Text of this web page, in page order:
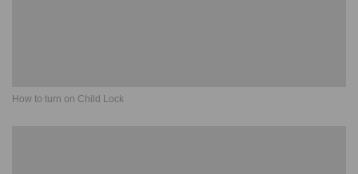
How to turn on Child Lock